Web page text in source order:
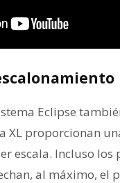
Eclipse
XL proporcionan
escala. Incluso
al máximo, el